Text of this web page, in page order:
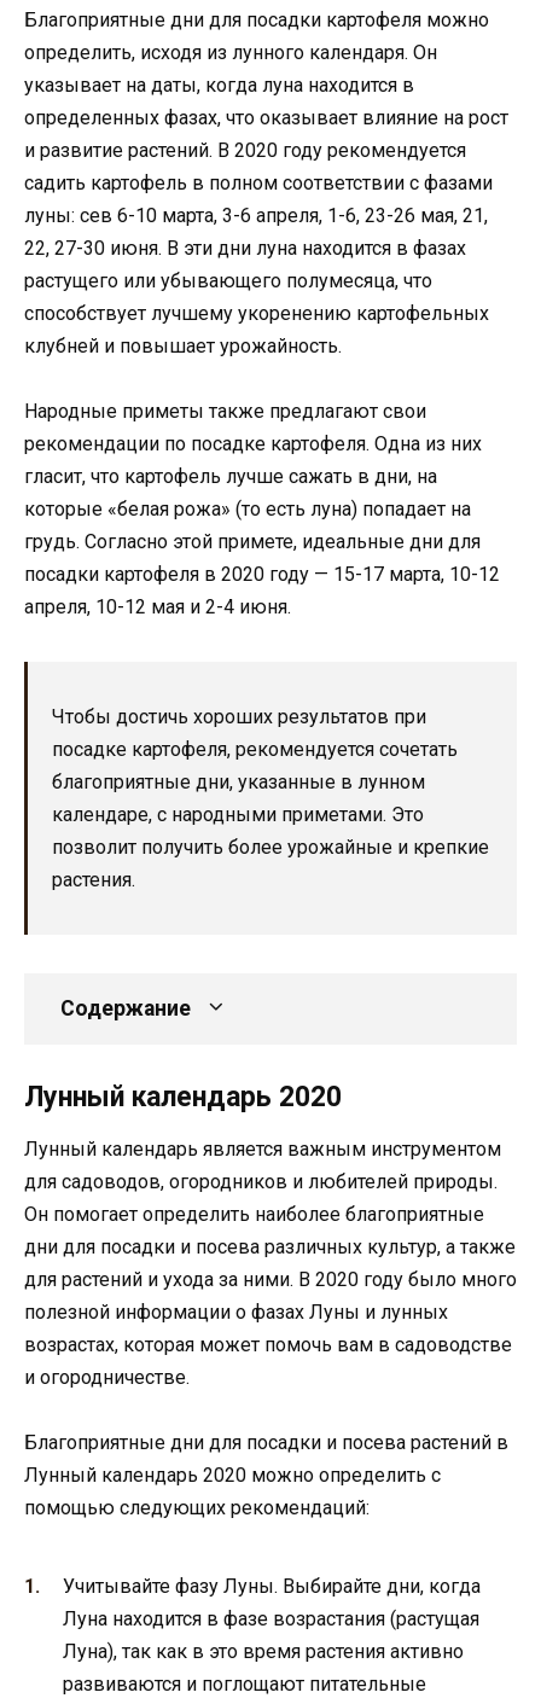
Благоприятные дни для посадки картофеля можно
определить, исходя из лунного календаря. Он
указывает на даты, когда луна находится в
определенных фазах, что оказывает влияние на рост
и развитие растений. В 2020 году рекомендуется
садить картофель в полном соответствии с фазами
луны: сев 6-10 марта, 3-6 апреля, 1-6, 23-26 мая, 21,
22, 27-30 июня. В эти дни луна находится в фазах
растущего или убывающего полумесяца, что
способствует лучшему укоренению картофельных
клубней и повышает урожайность.
Народные приметы также предлагают свои
рекомендации по посадке картофеля. Одна из них
гласит, что картофель лучше сажать в дни, на
которые «белая рожа» (то есть луна) попадает на
грудь. Согласно этой примете, идеальные дни для
посадки картофеля в 2020 году — 15-17 марта, 10-12
апреля, 10-12 мая и 2-4 июня.
Чтобы достичь хороших результатов при
посадке картофеля, рекомендуется сочетать
благоприятные дни, указанные в лунном
календаре, с народными приметами. Это
позволит получить более урожайные и крепкие
растения.
Содержание
Лунный календарь 2020
Лунный календарь является важным инструментом
для садоводов, огородников и любителей природы.
Он помогает определить наиболее благоприятные
дни для посадки и посева различных культур, а также
для растений и ухода за ними. В 2020 году было много
полезной информации о фазах Луны и лунных
возрастах, которая может помочь вам в садоводстве
и огородничестве.
Благоприятные дни для посадки и посева растений в
Лунный календарь 2020 можно определить с
помощью следующих рекомендаций:
Учитывайте фазу Луны. Выбирайте дни, когда
Луна находится в фазе возрастания (растущая
Луна), так как в это время растения активно
развиваются и поглощают питательные